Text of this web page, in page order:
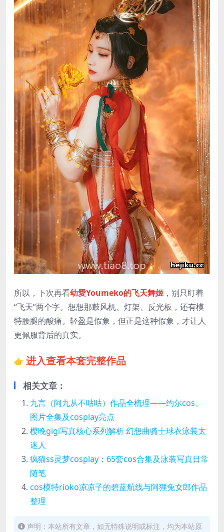
所以，下次再看幼愛Youmeko的飞天舞姬 ，别只盯着
“飞天”两个字。想想那鼓风机、灯架、反光板，还有模
特腰腿的酸痛。轻盈是假象，但正是这种假象，才让人
更佩服背后的真实。
👉 进入查看本套完整作品
相关文章：
九言（阿九从不咕咕）作品全梳理——约尔cos、
图片全集及cosplay亮点
樱晚gigi写真核心系列解析 幻想曲骑士球衣泳装太
迷人
疯猫ss灵梦cosplay：65套cos合集及泳装写真日常
随笔
cos模特rioko凉凉子的碧蓝航线与阿狸兔女郎作品
整理
声明：本站所有文章，如无特殊说明或标注，均为本站原